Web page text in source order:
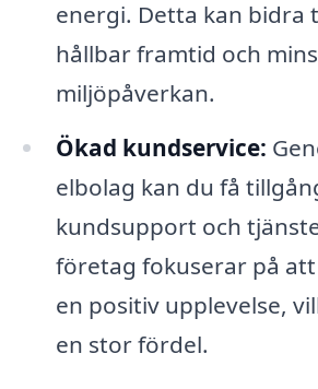
energi. Detta kan bidra
hållbar framtid och
miljöpåverkan.
Ökad kundservice:
elbolag kan du få
kundsupport och
företag fokuserar på
en positiv upplevelse,
en stor fördel.